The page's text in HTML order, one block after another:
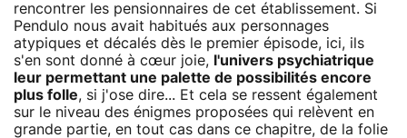
rencontrer les pensionnaires de cet établissement. Si
Pendulo nous avait habitués aux personnages
atypiques et décalés dès le premier épisode, ici, ils
s'en sont donné à cœur joie, l'univers psychiatrique
leur permettant une palette de possibilités encore
plus folle, si j'ose dire... Et cela se ressent également
sur le niveau des énigmes proposées qui relèvent en
grande partie, en tout cas dans ce chapitre, de la folie